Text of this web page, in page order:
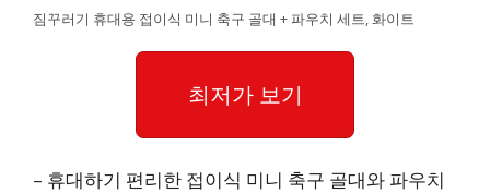
짐꾸러기 휴대용 접이식 미니 축구 골대 + 파우치 세트, 화이트
최저가 보기
– 휴대하기 편리한 접이식 미니 축구 골대와 파우치